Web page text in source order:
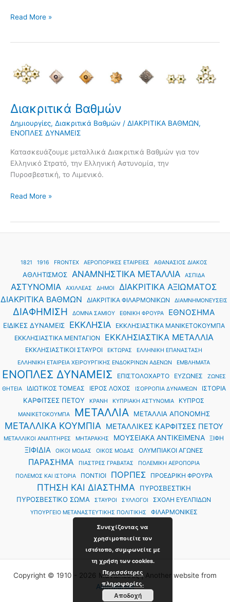
Read More »
Διακριτικά Βαθμών
Δημιουργίες, Διακριτικά Βαθμών / ΔΙΑΚΡΙΤΙΚΑ ΒΑΘΜΩΝ,
ΕΝΟΠΛΕΣ ΔΥΝΑΜΕΙΣ
Κατασκευάζουμε μεταλλικά Διακριτικά Βαθμών για τον
Ελληνικό Στρατό, την Ελληνική Αστυνομία, την
Πυροσβεστική, το Λιμενικό.
Διακριτικά
Βαθμών
Read More »
1821 1916 FRONTEX ΑΕΡΟΠΟΡΙΚΕΣ ΕΤΑΙΡΕΙΕΣ ΑΘΑΝΑΣΙΟΣ ΔΙΑΚΟΣ
ΑΘΛΗΤΙΣΜΟΣ ΑΝΑΜΝΗΣΤΙΚΑ ΜΕΤΑΛΛΙΑ ΑΣΠΙΔΑ
ΑΣΤΥΝΟΜΙΑ ΑΧΙΛΛΕΑΣ ΔΗΜΟΙ ΔΙΑΚΡΙΤΙΚΑ ΑΞΙΩΜΑΤΟΣ
ΔΙΑΚΡΙΤΙΚΑ ΒΑΘΜΩΝ ΔΙΑΚΡΙΤΙΚΑ ΦΙΛΑΡΜΟΝΙΚΩΝ ΔΙΑΜΝΗΜΟΝΕΥΣΕΙΣ
ΔΙΑΦΗΜΙΣΗ ΔΟΜΝΑ ΣΑΜΙΟΥ ΕΘΝΙΚΗ ΦΡΟΥΡΑ ΕΘΝΟΣΗΜΑ
ΕΙΔΙΚΕΣ ΔΥΝΑΜΕΙΣ ΕΚΚΛΗΣΙΑ
ΕΚΚΛΗΣΙΑΣΤΙΚΑ ΜΑΝΙΚΕΤΟΚΟΥΜΠΑ
ΕΚΚΛΗΣΙΑΣΤΙΚΑ ΜΕΝΤΑΓΙΟΝ
ΕΚΚΛΗΣΙΑΣΤΙΚΑ ΜΕΤΑΛΛΙΑ
ΕΚΚΛΗΣΙΑΣΤΙΚΟΙ ΣΤΑΥΡΟΙ ΕΚΤΩΡΑΣ
ΕΛΛΗΝΙΚΗ ΕΠΑΝΑΣΤΑΣΗ
ΕΛΛΗΝΙΚΗ ΕΤΑΙΡΕΙΑ ΧΕΙΡΟΥΡΓΙΚΗΣ ΕΝΔΟΚΡΙΝΩΝ ΑΔΕΝΩΝ
ΕΜΒΛΗΜΑΤΑ
ΕΝΟΠΛΕΣ ΔΥΝΑΜΕΙΣ ΕΠΙΣΤΟΛΟΧΑΡΤΟ ΕΥΖΩΝΕΣ
ΖΩΝΕΣ
ΘΗΤΕΙΑ
ΙΔΙΩΤΙΚΟΣ ΤΟΜΕΑΣ ΙΕΡΟΣ ΛΟΧΟΣ ΙΣΟΡΡΟΠΙΑ ΔΥΝΑΜΕΩΝ ΙΣΤΟΡΙΑ
ΚΑΡΦΙΤΣΕΣ ΠΕΤΟΥ ΚΡΑΝΗ ΚΥΠΡΙΑΚΗ ΑΣΤΥΝΟΜΙΑ ΚΥΠΡΟΣ
ΜΑΝΙΚΕΤΟΚΟΥΜΠΑ ΜΕΤΑΛΛΙΑ ΜΕΤΑΛΛΙΑ ΑΠΟΝΟΜΗΣ
ΜΕΤΑΛΛΙΚΑ ΚΟΥΜΠΙΑ ΜΕΤΑΛΛΙΚΕΣ ΚΑΡΦΙΤΣΕΣ ΠΕΤΟΥ
ΜΕΤΑΛΛΙΚΟΙ ΑΝΑΠΤΗΡΕΣ ΜΗΤΑΡΑΚΗΣ ΜΟΥΣΕΙΑΚΑ ΑΝΤΙΚΕΙΜΕΝΑ ΞΙΦΗ
ΞΙΦΙΔΙΑ ΟΙΚΟΙ ΜΟΔΑΣ ΟΙΚΟΣ ΜΟΔΑΣ ΟΛΥΜΠΙΑΚΟΙ ΑΓΩΝΕΣ
ΠΑΡΑΣΗΜΑ ΠΙΑΣΤΡΕΣ ΓΡΑΒΑΤΑΣ
ΠΟΛΕΜΙΚΗ ΑΕΡΟΠΟΡΙΑ
ΠΟΛΕΜΟΣ ΚΑΙ ΙΣΤΟΡΙΑ
ΠΟΝΤΙΟΙ ΠΟΡΠΕΣ ΠΡΟΕΔΡΙΚΗ ΦΡΟΥΡΑ
ΠΤΗΣΗ ΚΑΙ ΔΙΑΣΤΗΜΑ
ΠΥΡΟΣΒΕΣΤΙΚΗ
ΠΥΡΟΣΒΕΣΤΙΚΟ ΣΩΜΑ
ΣΤΑΥΡΟΙ ΣΥΛΛΟΓΟΙ ΣΧΟΛΗ ΕΥΕΛΠΙΔΩΝ
ΥΠΟΥΡΓΕΙΟ ΜΕΤΑΝΑΣΤΕΥΤΙΚΗΣ ΠΟΛΙΤΙΚΗΣ ΦΙΛΑΡΜΟΝΙΚΕΣ
Copyright © 1910 - 2026 Μανωλεσος | Another website from
AlterMarket
Συνεχίζοντας να
χρησιμοποιείτε τον
ιστότοπο, συμφωνείτε με
τη χρήση των cookies.
Περισσότερες
πληροφορίες.
Αποδοχή